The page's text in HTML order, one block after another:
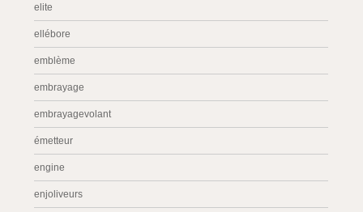
elite
ellébore
emblème
embrayage
embrayagevolant
émetteur
engine
enjoliveurs